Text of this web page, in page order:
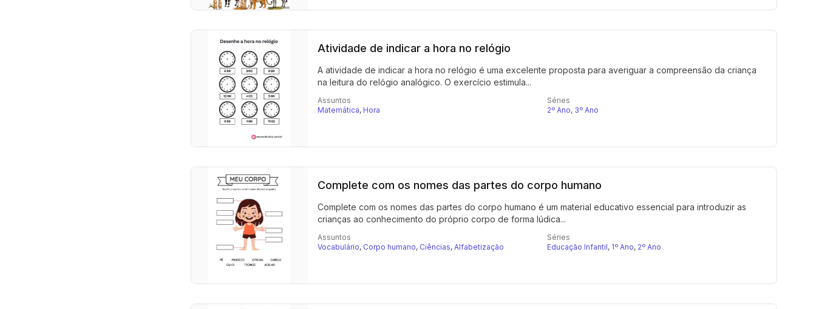
Atividade de indicar a hora no relógio
A atividade de indicar a hora no relógio é uma excelente proposta para averiguar a compreensão da criança
na leitura do relógio analógico. O exercício estimula...
Assuntos
Matemática, Hora
Séries
2º Ano, 3º Ano
Complete com os nomes das partes do corpo humano
Complete com os nomes das partes do corpo humano é um material educativo essencial para introduzir as
crianças ao conhecimento do próprio corpo de forma lúdica...
Assuntos
Vocabulário, Corpo humano, Ciências, Alfabetização
Séries
Educação Infantil, 1º Ano, 2º Ano